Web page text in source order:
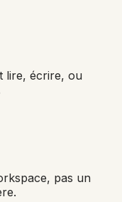
lire, écrire, ou
pas un